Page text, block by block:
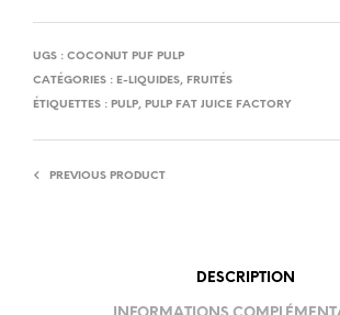
UGS : COCONUT PUF PULP
CATÉGORIES : E-LIQUIDES, FRUITÉS
ÉTIQUETTES : PULP, PULP FAT JUICE FACTORY
PREVIOUS PRODUCT
DESCRIPTION